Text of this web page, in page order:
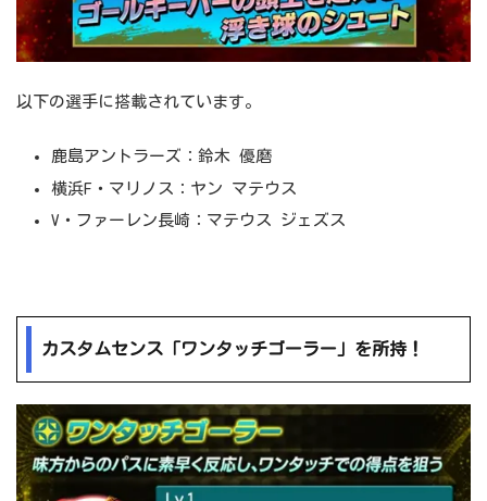
以下の選手に搭載されています。
鹿島アントラーズ：鈴木 優磨
横浜F・マリノス：ヤン マテウス
V・ファーレン長崎：マテウス ジェズス
カスタムセンス「ワンタッチゴーラー」を所持！